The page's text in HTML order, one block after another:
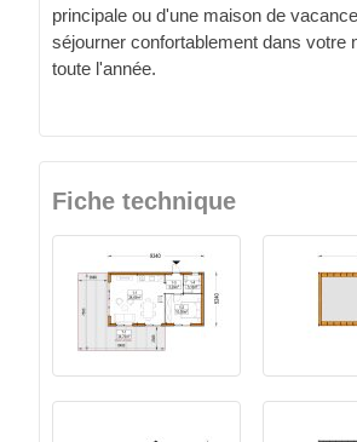
principale ou d'une maison de
séjourner confortablement dans votre
toute l'année.
Fiche technique